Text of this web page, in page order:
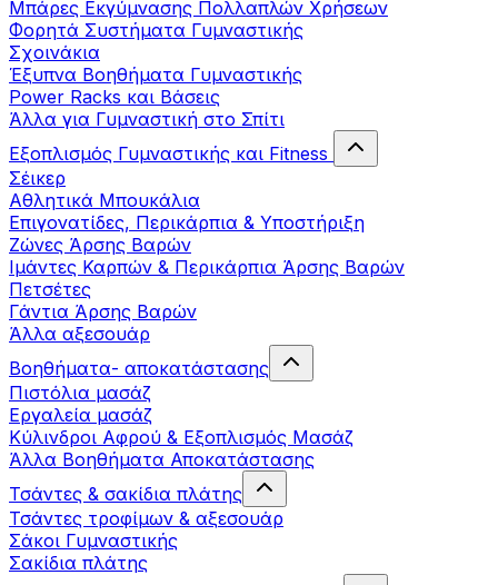
Μπάρες Εκγύμνασης Πολλαπλών Χρήσεων
Φορητά Συστήματα Γυμναστικής
Σχοινάκια
Έξυπνα Βοηθήματα Γυμναστικής
Power Racks και Βάσεις
Άλλα για Γυμναστική στο Σπίτι
Εξοπλισμός Γυμναστικής και Fitness
Σέικερ
Αθλητικά Μπουκάλια
Επιγονατίδες, Περικάρπια & Υποστήριξη
Ζώνες Άρσης Βαρών
Ιμάντες Καρπών & Περικάρπια Άρσης Βαρών
Πετσέτες
Γάντια Άρσης Βαρών
Άλλα αξεσουάρ
Βοηθήματα- αποκατάστασης
Πιστόλια μασάζ
Εργαλεία μασάζ
Κύλινδροι Αφρού & Εξοπλισμός Μασάζ
Άλλα Βοηθήματα Αποκατάστασης
Τσάντες & σακίδια πλάτης
Τσάντες τροφίμων & αξεσουάρ
Σάκοι Γυμναστικής
Σακίδια πλάτης